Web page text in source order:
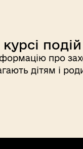
подій
про
дітям і